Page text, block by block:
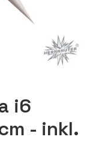
i6
- inkl.